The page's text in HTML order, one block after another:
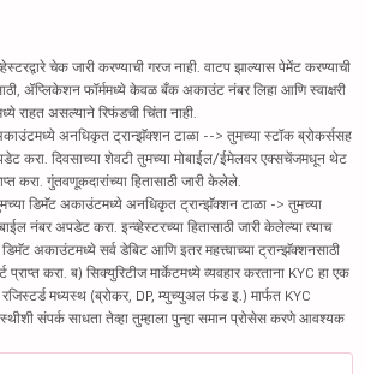
चेक जारी करण्याची गरज नाही. वाटप झाल्यास पेमेंट करण्याची
ॲप्लिकेशन फॉर्ममध्ये केवळ बँक अकाउंट नंबर लिहा आणि स्वाक्षरी
राहत असल्याने रिफंडची चिंता नाही.
अनधिकृत ट्रान्झॅक्शन टाळा --> तुमच्या स्टॉक ब्रोकर्ससह
करा. दिवसाच्या शेवटी तुमच्या मोबाईल/ईमेलवर एक्सचेंजमधून थेट
करा. गुंतवणूकदारांच्या हितासाठी जारी केलेले.
डिमॅट अकाउंटमध्ये अनधिकृत ट्रान्झॅक्शन टाळा -> तुमच्या
नंबर अपडेट करा. इन्व्हेस्टरच्या हितासाठी जारी केलेल्या त्याच
अकाउंटमध्ये सर्व डेबिट आणि इतर महत्त्वाच्या ट्रान्झॅक्शनसाठी
प्राप्त करा. ब) सिक्युरिटीज मार्केटमध्ये व्यवहार करताना KYC हा एक
मध्यस्थ (ब्रोकर, DP, म्युच्युअल फंड इ.) मार्फत KYC
संपर्क साधता तेव्हा तुम्हाला पुन्हा समान प्रोसेस करणे आवश्यक